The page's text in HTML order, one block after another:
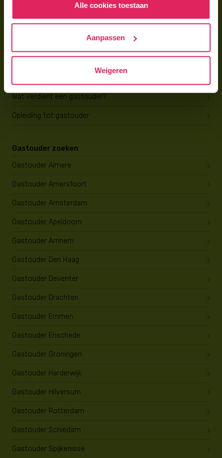
Alle cookies toestaan
Aanpassen
Weigeren
Wat verdient een gastouder?
Opleiding tot gastouder
Gastouder zoeken
Gastouder Almere
Gastouder Amersfoort
Gastouder Amsterdam
Gastouder Apeldoorn
Gastouder Arnhem
Gastouder Den Haag
Gastouder Deventer
Gastouder Drachten
Gastouder Emmen
Gastouder Enschede
Gastouder Groningen
Gastouder Harderwijk
Gastouder Hilversum
Gastouder Rotterdam
Gastouder Schiedam
Gastouder Spijkenisse